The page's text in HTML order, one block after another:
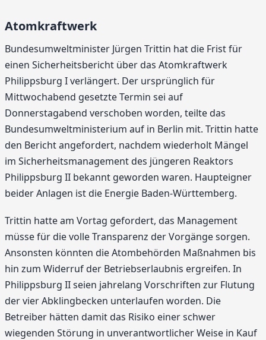
Atomkraftwerk
Bundesumweltminister Jürgen Trittin hat die Frist für
einen Sicherheitsbericht über das Atomkraftwerk
Philippsburg I verlängert. Der ursprünglich für
Mittwochabend gesetzte Termin sei auf
Donnerstagabend verschoben worden, teilte das
Bundesumweltministerium auf in Berlin mit. Trittin hatte
den Bericht angefordert, nachdem wiederholt Mängel
im Sicherheitsmanagement des jüngeren Reaktors
Philippsburg II bekannt geworden waren. Haupteigner
beider Anlagen ist die Energie Baden-Württemberg.
Trittin hatte am Vortag gefordert, das Management
müsse für die volle Transparenz der Vorgänge sorgen.
Ansonsten könnten die Atombehörden Maßnahmen bis
hin zum Widerruf der Betriebserlaubnis ergreifen. In
Philippsburg II seien jahrelang Vorschriften zur Flutung
der vier Abklingbecken unterlaufen worden. Die
Betreiber hätten damit das Risiko einer schwer
wiegenden Störung in unverantwortlicher Weise in Kauf